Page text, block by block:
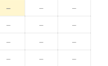
– –
–
– – –
– –
–
– – –